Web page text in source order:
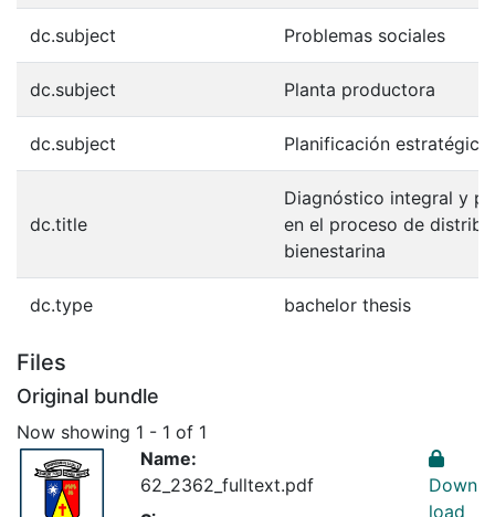
dc.subject Problemas sociales
dc.subject Planta productora
dc.subject Planificación estratégica
dc.title
Diagnóstico integral y
en el proceso de
bienestarina
dc.type bachelor thesis
Files
Original bundle
Now showing 1 - 1 of 1
Name:
62_2362_fulltext.pdf
Down
load